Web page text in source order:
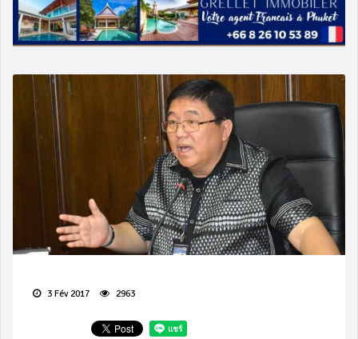
‘Phuket Eye’ assurera la sécurité pendant Songkran
Campagne de sécurité routière ‘Seven Days of Danger’ de
3 Fév 2017 2963